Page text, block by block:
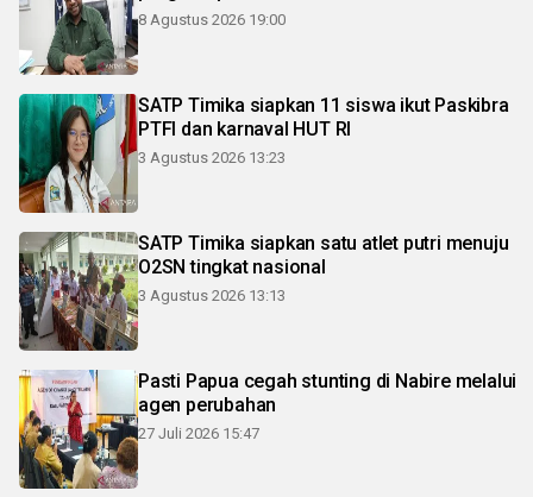
8 Agustus 2026 19:00
SATP Timika siapkan 11 siswa ikut Paskibra
PTFI dan karnaval HUT RI
3 Agustus 2026 13:23
SATP Timika siapkan satu atlet putri menuju
O2SN tingkat nasional
3 Agustus 2026 13:13
Pasti Papua cegah stunting di Nabire melalui
agen perubahan
27 Juli 2026 15:47